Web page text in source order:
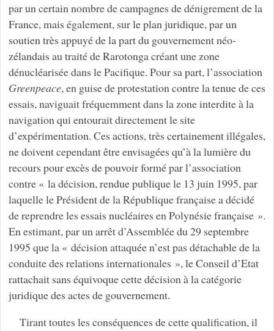
par un certain nombre de campagnes de dénigrement de la
France, mais également, sur le plan juridique, par un
soutien très appuyé de la part du gouvernement néo-
zélandais au traité de Rarotonga créant une zone
dénucléarisée dans le Pacifique. Pour sa part, l’association
Greenpeace, en guise de protestation contre la tenue de ces
essais, naviguait fréquemment dans la zone interdite à la
navigation qui entourait directement le site
d’expérimentation. Ces actions, très certainement illégales,
ne doivent cependant être envisagées qu’à la lumière du
recours pour excès de pouvoir formé par l’association
contre « la décision, rendue publique le 13 juin 1995, par
laquelle le Président de la République française a décidé
de reprendre les essais nucléaires en Polynésie française ».
En estimant, par un arrêt d’Assemblée du 29 septembre
1995 que la « décision attaquée n’est pas détachable de la
conduite des relations internationales », le Conseil d’Etat
rattachait sans équivoque cette décision à la catégorie
juridique des actes de gouvernement.
Tirant toutes les conséquences de cette qualification, il